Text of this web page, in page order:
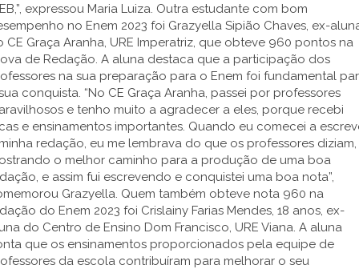
expressou Maria Luiza. Outra estudante com bom
no Enem 2023 foi Grazyella Sipião Chaves, ex-
CE Graça Aranha, URE Imperatriz, que obteve 960 pontos na
de Redação. A aluna destaca que a participação dos
na sua preparação para o Enem foi fundamental
conquista. “No CE Graça Aranha, passei por professores
e tenho muito a agradecer a eles, porque recebi
e ensinamentos importantes. Quando eu comecei a
redação, eu me lembrava do que os professores diziam,
o melhor caminho para a produção de uma boa
e assim fui escrevendo e conquistei uma boa nota”,
Grazyella. Quem também obteve nota 960 na
do Enem 2023 foi Crislainy Farias Mendes, 18 anos, ex-
do Centro de Ensino Dom Francisco, URE Viana. A aluna
que os ensinamentos proporcionados pela equipe de
da escola contribuíram para melhorar o seu